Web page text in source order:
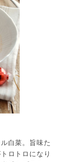
白菜。旨味た
ロトロになり